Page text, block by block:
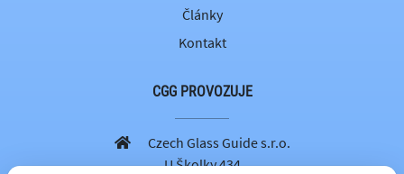
Články
Kontakt
CGG PROVOZUJE
Czech Glass Guide s.r.o.
U Školky 434